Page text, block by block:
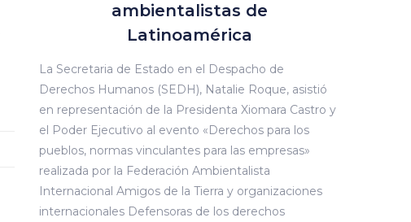
ambientalistas de
Latinoamérica
La Secretaria de Estado en el Despacho de
Derechos Humanos (SEDH), Natalie Roque, asistió
en representación de la Presidenta Xiomara Castro y
el Poder Ejecutivo al evento «Derechos para los
pueblos, normas vinculantes para las empresas»
realizada por la Federación Ambientalista
Internacional Amigos de la Tierra y organizaciones
internacionales Defensoras de los derechos